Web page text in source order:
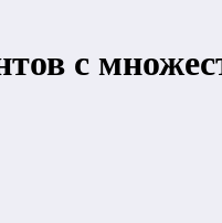
с